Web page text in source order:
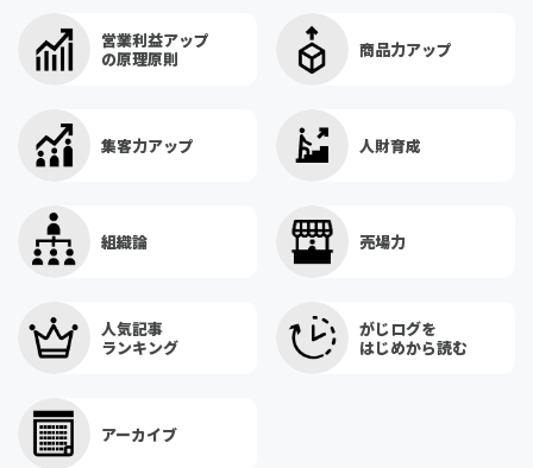
営業利益アップ
の原理原則
商品力アップ
集客力アップ 人財育成
組織論 売場力
人気記事
ランキング
がじログを
はじめから読む
アーカイブ